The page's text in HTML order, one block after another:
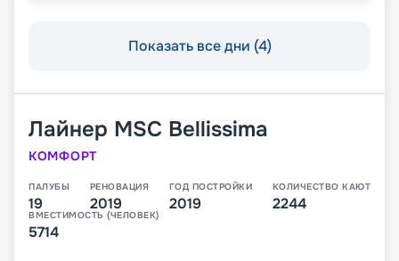
Показать все дни (4)
Лайнер MSC Bellissima
КОМФОРТ
ПАЛУБЫ
19
РЕНОВАЦИЯ
2019
ГОД ПОСТРОЙКИ
2019
КОЛИЧЕСТВО КАЮТ
2244
ВМЕСТИМОСТЬ (ЧЕЛОВЕК)
5714